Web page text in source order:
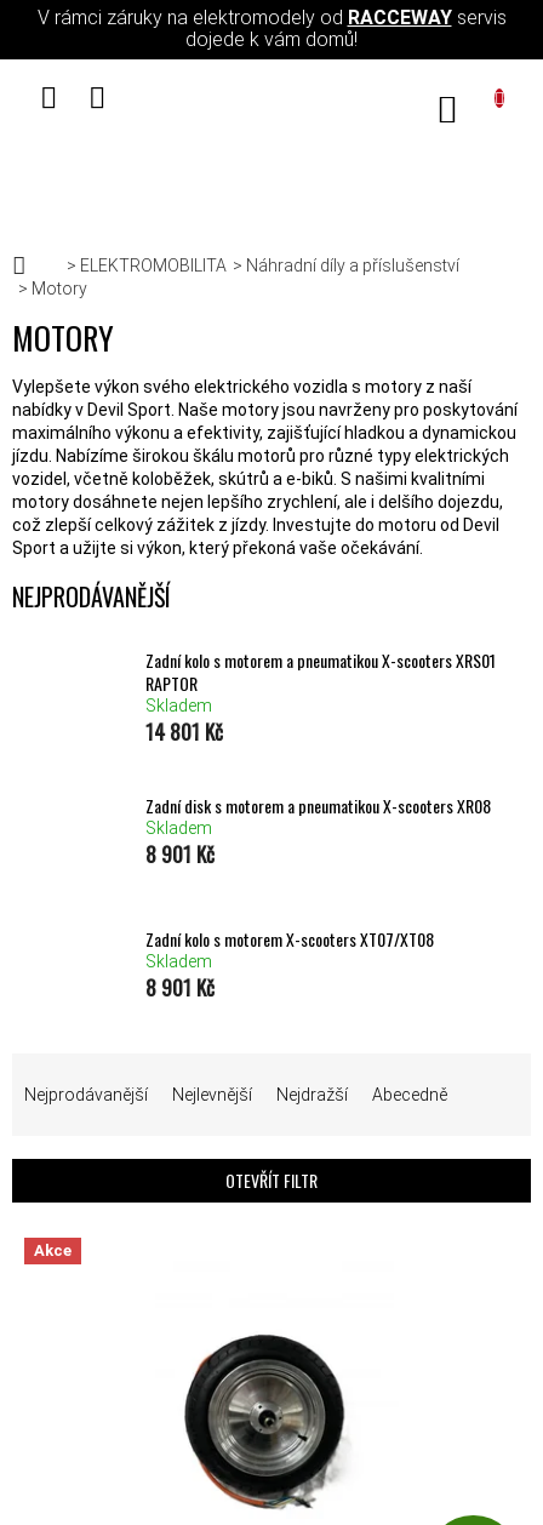
Přejít na obsah
V rámci záruky na elektromodely od RACCEWAYservis
dojede k vám domů!
Domů
ELEKTROMOBILITA
Náhradní díly a příslušenství
Motory
MOTORY
Vylepšete výkon svého elektrického vozidla s motory z naší
nabídky v Devil Sport. Naše motory jsou navrženy pro poskytování
maximálního výkonu a efektivity, zajišťující hladkou a dynamickou
jízdu. Nabízíme širokou škálu motorů pro různé typy elektrických
vozidel, včetně koloběžek, skútrů a e-biků. S našimi kvalitními
motory dosáhnete nejen lepšího zrychlení, ale i delšího dojezdu,
což zlepší celkový zážitek z jízdy. Investujte do motoru od Devil
Sport a užijte si výkon, který překoná vaše očekávání.
NEJPRODÁVANĚJŠÍ
Zadní kolo s motorem a pneumatikou X-scooters XRS01
RAPTOR
Skladem
14 801 Kč
Zadní disk s motorem a pneumatikou X-scooters XR08
Skladem
8 901 Kč
Zadní kolo s motorem X-scooters XT07/XT08
Skladem
8 901 Kč
Nejprodávanější Nejlevnější Nejdražší Abecedně
OTEVŘÍT FILTR
VÝPIS PRODUKTŮ
Akce